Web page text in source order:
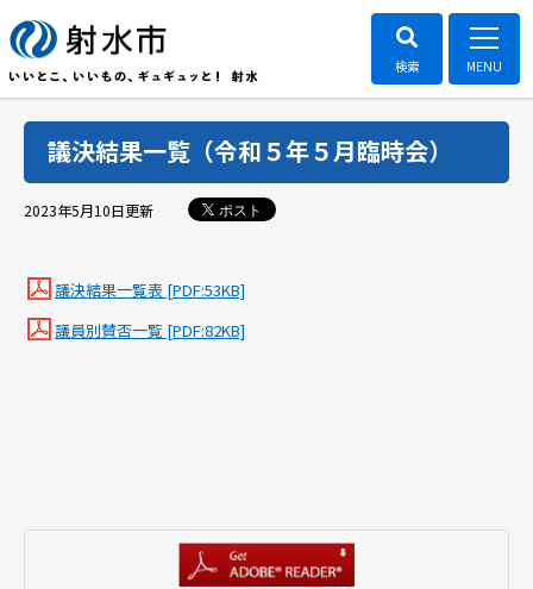
議決結果一覧（令和５年５月臨時会）
2023年5月10日更新 ポスト
議決結果一覧表 [PDF:53KB]
議員別賛否一覧 [PDF:82KB]